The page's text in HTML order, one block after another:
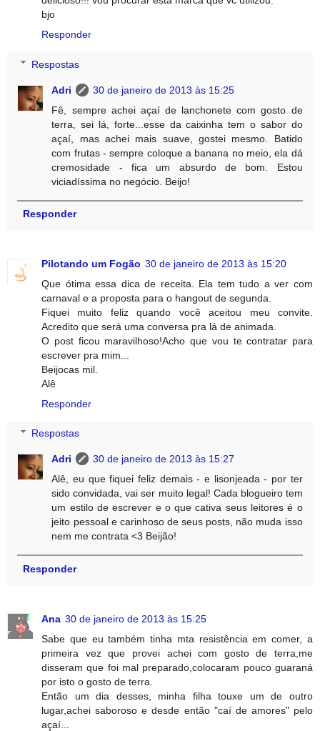
bjo
Responder
Respostas
Adri
30 de janeiro de 2013 às 15:25
Fê, sempre achei açaí de lanchonete com gosto de
terra, sei lá, forte...esse da caixinha tem o sabor do
açaí, mas achei mais suave, gostei mesmo. Batido
com frutas - sempre coloque a banana no meio, ela dá
cremosidade - fica um absurdo de bom. Estou
viciadíssima no negócio. Beijo!
Responder
Pilotando um Fogão 30 de janeiro de 2013 às 15:20
Que ótima essa dica de receita. Ela tem tudo a ver com
carnaval e a proposta para o hangout de segunda.
Fiquei muito feliz quando você aceitou meu convite.
Acredito que será uma conversa pra lá de animada.
O post ficou maravilhoso!Acho que vou te contratar para
escrever pra mim...
Beijocas mil.
Alê
Responder
Respostas
Adri
30 de janeiro de 2013 às 15:27
Alê, eu que fiquei feliz demais - e lisonjeada - por ter
sido convidada, vai ser muito legal! Cada blogueiro tem
um estilo de escrever e o que cativa seus leitores é o
jeito pessoal e carinhoso de seus posts, não muda isso
nem me contrata <3 Beijão!
Responder
Ana 30 de janeiro de 2013 às 15:25
Sabe que eu também tinha mta resistência em comer, a
primeira vez que provei achei com gosto de terra,me
disseram que foi mal preparado,colocaram pouco guaraná
por isto o gosto de terra.
Então um dia desses, minha filha touxe um de outro
lugar,achei saboroso e desde então "caí de amores" pelo
açaí...